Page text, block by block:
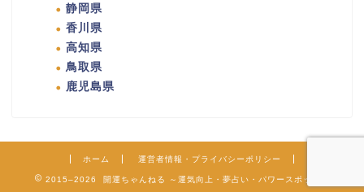
静岡県
香川県
高知県
鳥取県
鹿児島県
ホーム 運営者情報・プライバシーポリシー
2015–2026 開運ちゃんねる ～運気向上・夢占い・パワースポット～